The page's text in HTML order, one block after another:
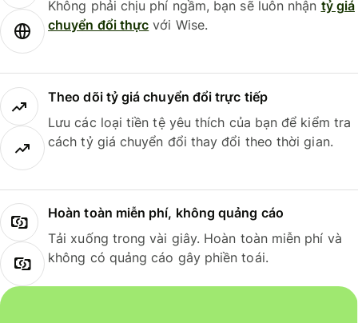
Không phải chịu phí ngầm, bạn sẽ luôn nhận tỷ giá
chuyển đổi thực với Wise.
Theo dõi tỷ giá chuyển đổi trực tiếp
Lưu các loại tiền tệ yêu thích của bạn để kiểm tra
cách tỷ giá chuyển đổi thay đổi theo thời gian.
Hoàn toàn miễn phí, không quảng cáo
Tải xuống trong vài giây. Hoàn toàn miễn phí và
không có quảng cáo gây phiền toái.